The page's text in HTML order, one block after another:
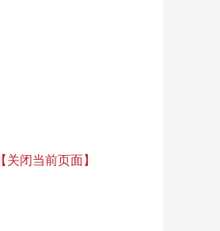
【关闭当前页面】